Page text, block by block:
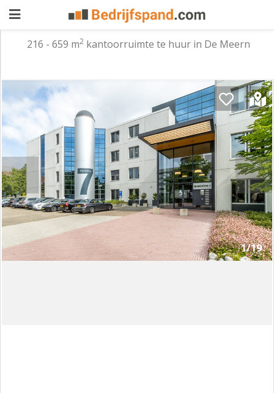
aanbieden
Pand
zoeken
Waarom
adverteren
Premium
adverteren
Blog
Registreren
Login
216 - 659 m2kantoorruimte te huur in De Meern
1/19